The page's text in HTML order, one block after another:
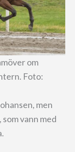
om
Foto:
men
vann med